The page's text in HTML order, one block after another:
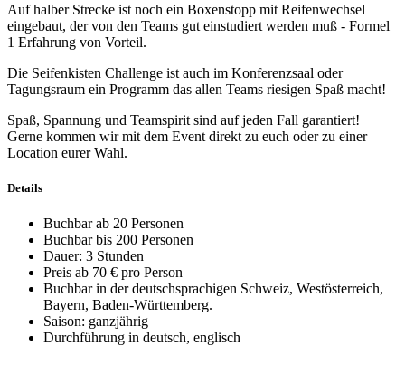
Auf halber Strecke ist noch ein Boxenstopp mit Reifenwechsel
eingebaut, der von den Teams gut einstudiert werden muß - Formel
1 Erfahrung von Vorteil.
Die Seifenkisten Challenge ist auch im Konferenzsaal oder
Tagungsraum ein Programm das allen Teams riesigen Spaß macht!
Spaß, Spannung und Teamspirit sind auf jeden Fall garantiert!
Gerne kommen wir mit dem Event direkt zu euch oder zu einer
Location eurer Wahl.
Details
Buchbar ab 20 Personen
Buchbar bis 200 Personen
Dauer: 3 Stunden
Preis ab 70 € pro Person
Buchbar in der deutschsprachigen Schweiz, Westösterreich,
Bayern, Baden-Württemberg.
Saison: ganzjährig
Durchführung in deutsch, englisch